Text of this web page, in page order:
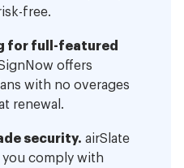
free.
for full-featured
offers
with no overages
renewal.
security. airSlate
comply with